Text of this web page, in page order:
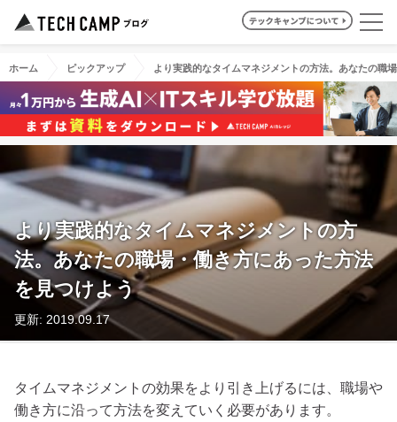
ホーム ピックアップ より実践的なタイムマネジメントの方法。あなたの職
より実践的なタイムマネジメントの方
法。あなたの職場・働き方にあった方法
を見つけよう
更新: 2019.09.17
タイムマネジメントの効果をより引き上げるには、職場や
働き方に沿って方法を変えていく必要があります。